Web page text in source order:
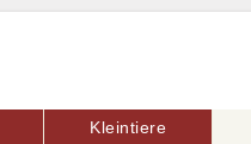
Kleintiere